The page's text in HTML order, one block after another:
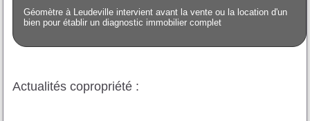
Géomètre à Leudeville intervient avant la vente ou la location d'un
bien pour établir un diagnostic immobilier complet
Actualités copropriété :